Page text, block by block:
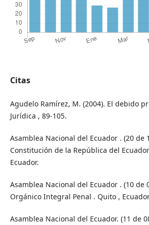
Citas
Agudelo Ramírez, M. (2004). El debido
Jurídica , 89-105.
Asamblea Nacional del Ecuador . (20 de
Constitución de la República del
Ecuador.
Asamblea Nacional del Ecuador . (10 de
Orgánico Integral Penal . Quito ,
Asamblea Nacional del Ecuador. (11 de